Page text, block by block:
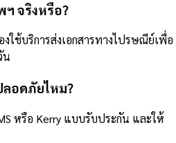
ฯ จริงหรือ?
ใช้บริการส่งเอกสารทางไปรษณีย์เพื่อ
น
อดภัยไหม?
หรือ Kerry แบบรับประกัน และให้